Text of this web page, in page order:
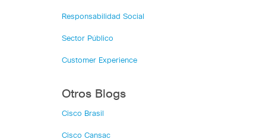
Responsabilidad Social
Sector Público
Customer Experience
Otros Blogs
Cisco Brasil
Cisco Cansac